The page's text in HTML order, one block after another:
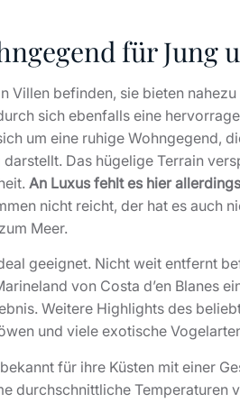
für Jung
Villen befinden, sie bieten
sich ebenfalls eine
um eine ruhige Wohngegend,
Das hügelige Terrain
An Luxus fehlt es hier
nicht reicht, der hat es auch
Meer.
geeignet. Nicht weit entfernt
von Costa d’en Blanes
Weitere Highlights des
und viele exotische
für ihre Küsten mit einer
durchschnittliche Temperaturen